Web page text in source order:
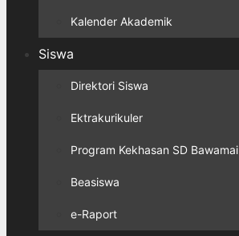
Kalender Akademik
Siswa
Direktori Siswa
Ektrakurikuler
Program Kekhasan SD Bawamai
Beasiswa
e-Raport